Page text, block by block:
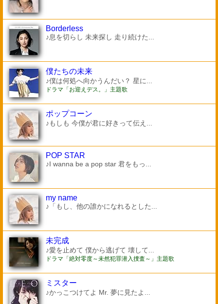
Borderless
♪息を切らし 未来探し 走り続けた...
僕たちの未来
♪僕は何処へ向かうんだい？ 星に...
ドラマ「お迎えデス。」主題歌
ポップコーン
♪もしも 今僕が君に好きって伝え...
POP STAR
♪I wanna be a pop star 君をもっ...
my name
♪「もし、他の誰かになれるとした...
未完成
♪愛を止めて 僕から逃げて 壊して...
ドラマ「絶対零度～未然犯罪潜入捜査～」主題歌
ミスター
♪かっこつけてよ Mr. 夢に見たよ...